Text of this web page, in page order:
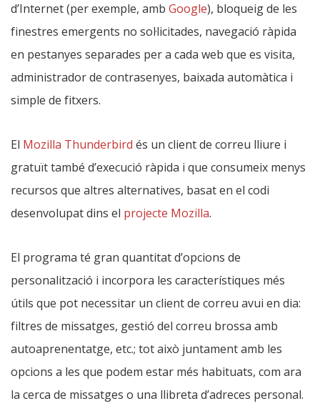
d’Internet (per exemple, amb Google), bloqueig de les
finestres emergents no sol·licitades, navegació ràpida
en pestanyes separades per a cada web que es visita,
administrador de contrasenyes, baixada automàtica i
simple de fitxers.
El Mozilla Thunderbird és un client de correu lliure i
gratuït també d’execució ràpida i que consumeix menys
recursos que altres alternatives, basat en el codi
desenvolupat dins el projecte Mozilla.
El programa té gran quantitat d’opcions de
personalització i incorpora les característiques més
útils que pot necessitar un client de correu avui en dia:
filtres de missatges, gestió del correu brossa amb
autoaprenentatge, etc.; tot això juntament amb les
opcions a les que podem estar més habituats, com ara
la cerca de missatges o una llibreta d’adreces personal.